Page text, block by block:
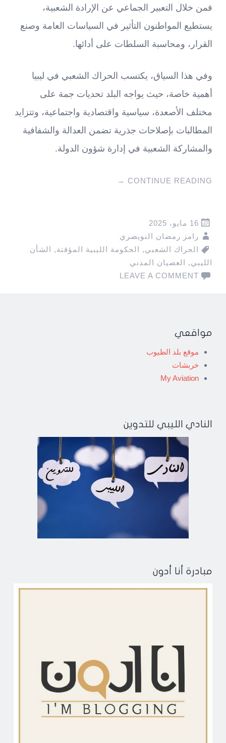
فمن خلال التعبير الجماعي عن الإرادة الشعبية،
يستطيع المواطنون التأثير في السياسات العامة وصنع
القرار، ومحاسبة السلطات على أدائها.
وفي هذا السياق، يكتسب الحراك الشعبي في ليبيا
أهمية خاصة، حيث يواجه البلد تحديات جمة على
مختلف الأصعدة، سياسية واقتصادية واجتماعية، وتتزايد
المطالبات بإصلاحات جذرية تضمن العدالة والشفافية
والمشاركة الشعبية في إدارة شؤون الدولة.
CONTINUE READING
→
16 مايو، 2025
رامز رمضان النويصري
الحراك الشعبي, الحكومة الليبية المؤقتة, الشأن
الليبي, العصيان المدني
LEAVE A COMMENT
مواقعي
موقع بلد الطيوب
خربشات
My Aviation
النادي الليبي للتدوين
مبادرة أنا أدون